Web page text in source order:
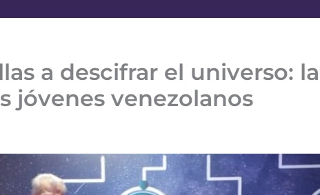
a descifrar el universo:
jóvenes venezolanos